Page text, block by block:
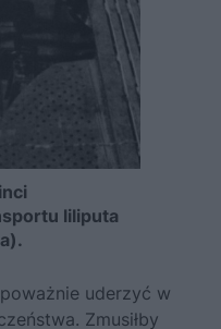
liliputa
uderzyć w
Zmusiłby